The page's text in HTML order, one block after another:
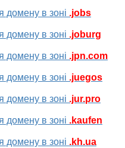
домену в зоні .jobs
домену в зоні .joburg
домену в зоні .jpn.com
домену в зоні .juegos
домену в зоні .jur.pro
домену в зоні .kaufen
домену в зоні .kh.ua